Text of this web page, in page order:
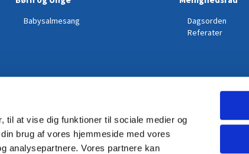
til at vise dig funktioner til sociale medier og
brug af vores hjemmeside med vores
analysepartnere. Vores partnere kan
Babysalmesang
Dagsorden
Referater